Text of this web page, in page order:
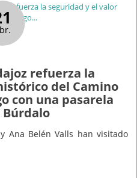
refuerza la
del Camino
con una pasarela
Ana Belén Valls han visitado